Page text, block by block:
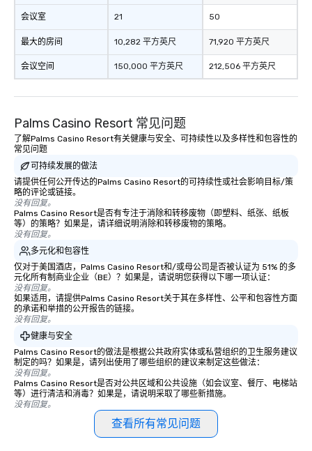
会议室
最大的房间
会议空间
21
10,282 平方英尺
150,000 平方英尺
50
71,920 平方英尺
212,506 平方英尺
Palms Casino Resort 常见问题
了解Palms Casino Resort有关健康与安全、可持续性以及多样性和包容性的
常见问题
可持续发展的做法
请提供任何公开传达的Palms Casino Resort的可持续性或社会影响目标/策
略的评论或链接。
没有回复。
Palms Casino Resort是否有专注于消除和转移废物（即塑料、纸张、纸板
等）的策略？如果是，请详细说明消除和转移废物的策略。
没有回复。
多元化和包容性
仅对于美国酒店，Palms Casino Resort和/或母公司是否被认证为 51% 的多
元化所有制商业企业（BE）？如果是，请说明您获得以下哪一项认证：
没有回复。
如果适用，请提供Palms Casino Resort关于其在多样性、公平和包容性方面
的承诺和举措的公开报告的链接。
没有回复。
健康与安全
Palms Casino Resort的做法是根据公共政府实体或私营组织的卫生服务建议
制定的吗？如果是，请列出使用了哪些组织的建议来制定这些做法：
没有回复。
Palms Casino Resort是否对公共区域和公共设施（如会议室、餐厅、电梯站
等）进行清洁和消毒？如果是，请说明采取了哪些新措施。
没有回复。
查看所有常见问题